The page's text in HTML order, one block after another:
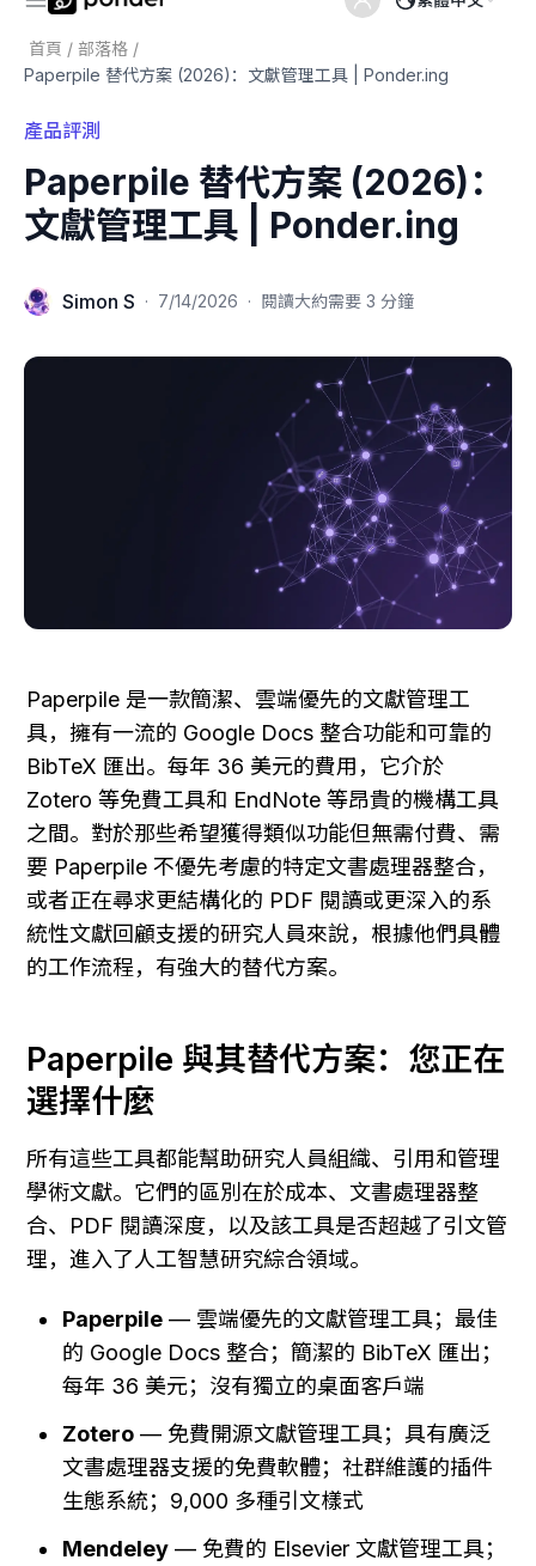
首頁 / 部落格 /
Paperpile 替代方案 (2026)：文獻管理工具 | Ponder.ing
產品評測
Paperpile 替代方案 (2026)：
文獻管理工具 | Ponder.ing
Simon S · 7/14/2026 · 閱讀大約需要 3 分鐘
Paperpile 是一款簡潔、雲端優先的文獻管理工
具，擁有一流的 Google Docs 整合功能和可靠的
BibTeX 匯出。每年 36 美元的費用，它介於
Zotero 等免費工具和 EndNote 等昂貴的機構工具
之間。對於那些希望獲得類似功能但無需付費、需
要 Paperpile 不優先考慮的特定文書處理器整合，
或者正在尋求更結構化的 PDF 閱讀或更深入的系
統性文獻回顧支援的研究人員來說，根據他們具體
的工作流程，有強大的替代方案。
Paperpile 與其替代方案：您正在
選擇什麼
所有這些工具都能幫助研究人員組織、引用和管理
學術文獻。它們的區別在於成本、文書處理器整
合、PDF 閱讀深度，以及該工具是否超越了引文管
理，進入了人工智慧研究綜合領域。
Paperpile — 雲端優先的文獻管理工具；最佳
的 Google Docs 整合；簡潔的 BibTeX 匯出；
每年 36 美元；沒有獨立的桌面客戶端
Zotero — 免費開源文獻管理工具；具有廣泛
文書處理器支援的免費軟體；社群維護的插件
生態系統；9,000 多種引文樣式
Mendeley — 免費的 Elsevier 文獻管理工具；